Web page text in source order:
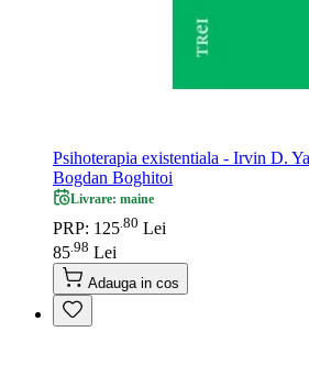
Psihoterapia existentiala - Irvin D.
Bogdan Boghitoi
Livrare: maine
PRP: 125 80 Lei
85 98 Lei
Adauga in cos